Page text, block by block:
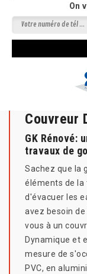
On
Couvreur
GK Rénové:
travaux de
Sachez que la
éléments de la
d'évacuer les
avez besoin
vous à un
Dynamique et
mesure de
PVC, en